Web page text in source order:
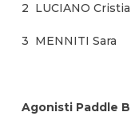
2 LUCIANO
3 MENNITI Sara
Agonisti Paddle